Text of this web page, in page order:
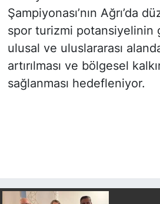
Şampiyonası’nın Ağrı’da
spor turizmi potansiyelinin
ulusal ve uluslararası
artırılması ve bölgesel
sağlanması hedefleniyor.